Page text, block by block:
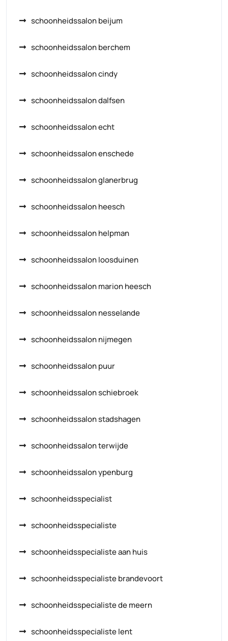
schoonheidssalon beijum
schoonheidssalon berchem
schoonheidssalon cindy
schoonheidssalon dalfsen
schoonheidssalon echt
schoonheidssalon enschede
schoonheidssalon glanerbrug
schoonheidssalon heesch
schoonheidssalon helpman
schoonheidssalon loosduinen
schoonheidssalon marion heesch
schoonheidssalon nesselande
schoonheidssalon nijmegen
schoonheidssalon puur
schoonheidssalon schiebroek
schoonheidssalon stadshagen
schoonheidssalon terwijde
schoonheidssalon ypenburg
schoonheidsspecialist
schoonheidsspecialiste
schoonheidsspecialiste aan huis
schoonheidsspecialiste brandevoort
schoonheidsspecialiste de meern
schoonheidsspecialiste lent